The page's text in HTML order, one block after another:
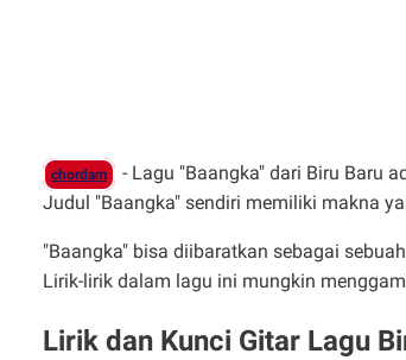
chordam
- Lagu "Baangka" dari Biru Baru
Judul "Baangka" sendiri memiliki makna
"Baangka" bisa diibaratkan sebagai
Lirik-lirik dalam lagu ini mungkin
Lirik dan Kunci Gitar Lagu